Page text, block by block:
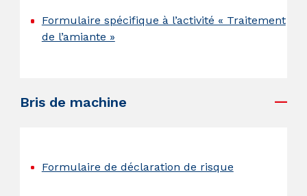
Formulaire spécifique à l’activité « Traitement
de l’amiante »
Bris de machine
Formulaire de déclaration de risque